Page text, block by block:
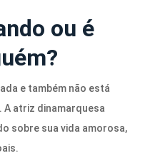
ou é
e também não está
A atriz dinamarquesa
sobre sua vida amorosa,